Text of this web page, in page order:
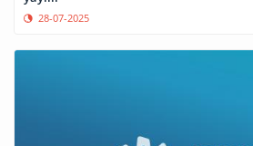
28-07-2025